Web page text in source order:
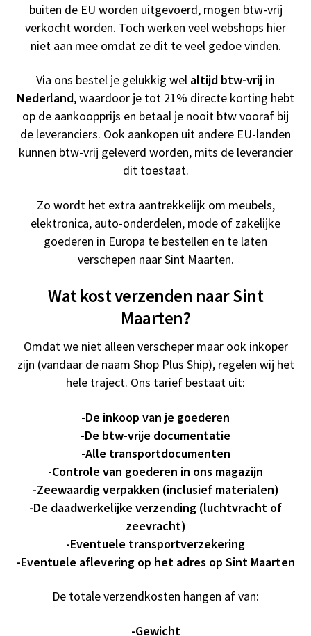
buiten de EU worden uitgevoerd, mogen btw-vrij
verkocht worden. Toch werken veel webshops hier
niet aan mee omdat ze dit te veel gedoe vinden.
Via ons bestel je gelukkig wel altijd btw-vrij in
Nederland, waardoor je tot 21% directe korting hebt
op de aankoopprijs en betaal je nooit btw vooraf bij
de leveranciers. Ook aankopen uit andere EU-landen
kunnen btw-vrij geleverd worden, mits de leverancier
dit toestaat.
Zo wordt het extra aantrekkelijk om meubels,
elektronica, auto-onderdelen, mode of zakelijke
goederen in Europa te bestellen en te laten
verschepen naar Sint Maarten.
Wat kost verzenden naar Sint
Maarten?
Omdat we niet alleen verscheper maar ook inkoper
zijn (vandaar de naam Shop Plus Ship), regelen wij het
hele traject. Ons tarief bestaat uit:
-De inkoop van je goederen
-De btw-vrije documentatie
-Alle transportdocumenten
-Controle van goederen in ons magazijn
-Zeewaardig verpakken (inclusief materialen)
-De daadwerkelijke verzending (luchtvracht of
zeevracht)
-Eventuele transportverzekering
-Eventuele aflevering op het adres op Sint Maarten
De totale verzendkosten hangen af van:
-Gewicht